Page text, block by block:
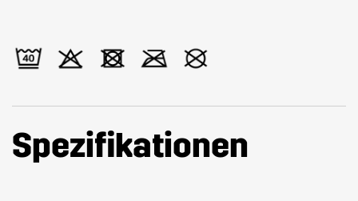
Spezifikationen